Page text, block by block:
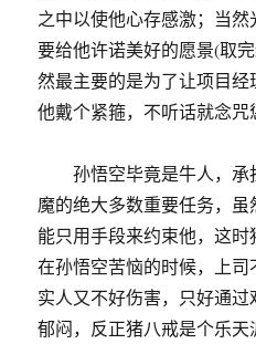
之中以使他心存感激；当
要给他许诺美好的愿景(取
然最主要的是为了让项目
他戴个紧箍，不听话就念咒
孙悟空毕竟是牛人，承
魔的绝大多数重要任务，
能只用手段来约束他，这时
在孙悟空苦恼的时候，上
实人又不好伤害，只好通
郁闷，反正猪八戒是个乐